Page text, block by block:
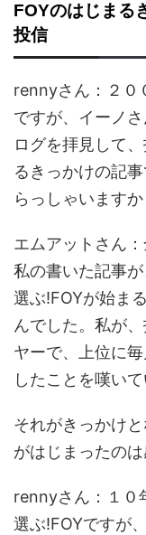
FOYのはじまる
投信
rennyさん：２０
ですが、イーノ
ログを拝見して
るきっかけの記
らっしゃいますか
エムアットさん
私の書いた記事
選ぶ!FOYが始ま
んでした。私が
ヤーで、上位に
したことを嘆い
それがきっかけ
がはじまったのは
rennyさん：１０
選ぶ!FOYですが